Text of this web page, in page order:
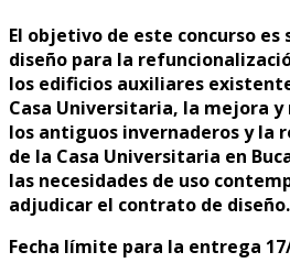
El objetivo de este concurso
diseño para la
los edificios auxiliares
Casa Universitaria, la mejora
los antiguos invernaderos y la
de la Casa Universitaria en
las necesidades de uso
adjudicar el contrato de diseño.
Fecha límite para la entrega